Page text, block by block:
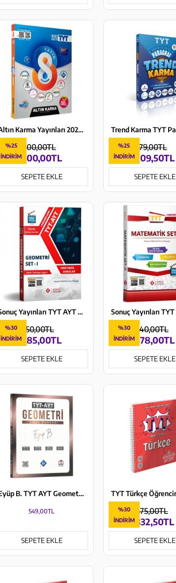
Altın Karma Yayınları 2026 TYT 8 Farklı Yayın 8 Farklı Deneme
%25
İNDIRIM300,00TL
400,00TL
SEPETE EKLE
%25
İNDIRIM
209,50TL
279,00TL
SEPETE EKLE
Sonuç Yayınları TYT AYT Geometri Set 1
%30
İNDIRIM
385,00TL
550,00TL
SEPETE EKLE
%30
İNDIRIM
378,00TL
540,00TL
SEPETE EKLE
Eyüp B. TYT AYT Geometri Soru Bankası
549,00TL
SEPETE EKLE
%30
İNDIRIM
332,50TL
475,00TL
SEPETE EKLE